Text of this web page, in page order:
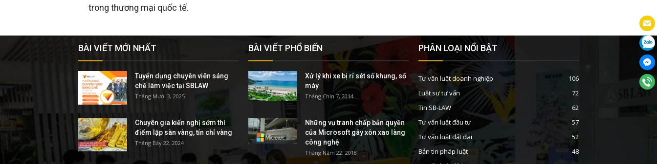
tuệ
trong thương mại quốc tế.
BÀI VIẾT MỚI NHẤT
Tuyển dụng chuyên viên sáng
chế làm việc tại SBLAW
Tháng Mười 3, 2025
Chuyên gia kiến nghị sớm thí
điểm lập sàn vàng, tín chỉ vàng
Tháng Bảy 22, 2024
BÀI VIẾT PHỔ BIẾN
Xử lý khi xe bị rỉ sét số khung, số
máy
Tháng Chín 7, 2014
Những vụ tranh chấp bản quyền
của Microsoft gây xôn xao làng
công nghệ
Tháng Năm 22, 2018
PHÂN LOẠI NỔI BẬT
Tư vấn luật doanh nghiệp
106
Luật sư tư vấn
72
Tin SB-LAW
62
Tư vấn luật đầu tư
57
Tư vấn luật đất đai
52
Bản tin pháp luật
48